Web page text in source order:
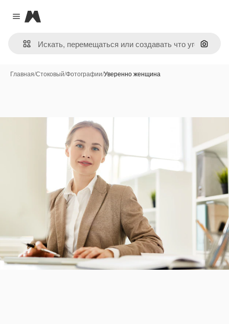
Close menu
Magnific
Поиск
Главная/Стоковый/Фотографии/Уверенно женщина